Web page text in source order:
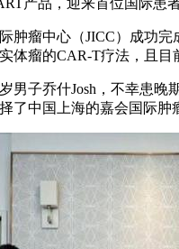
产品，迎来首位国际患者
肿瘤中心（JICC）成功
体瘤的CAR-T疗法，且目
男子乔什Josh，不幸患
了中国上海的嘉会国际肿